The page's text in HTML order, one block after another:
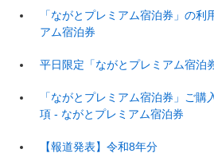
「ながとプレミアム宿泊券」の利
アム宿泊券
平日限定「ながとプレミアム宿泊
「ながとプレミアム宿泊券」ご購
項 - ながとプレミアム宿泊券
【報道発表】令和8年分